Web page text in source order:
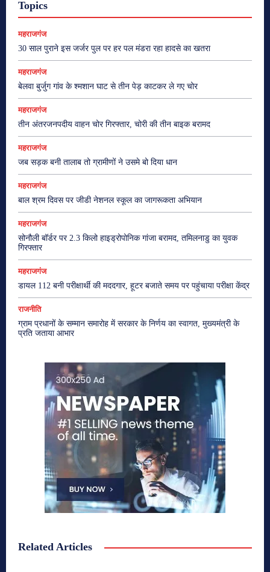
Topics
महराजगंज
30 साल पुराने इस जर्जर पुल पर हर पल मंडरा रहा हादसे का खतरा
महराजगंज
बेलवा बुर्जुग गांव के श्मशान घाट से तीन पेड़ काटकर ले गए चोर
महराजगंज
तीन अंतरजनपदीय वाहन चोर गिरफ्तार, चोरी की तीन बाइक बरामद
महराजगंज
जब सड़क बनी तालाब तो ग्रामीणों ने उसमे बो दिया धान
महराजगंज
बाल श्रम दिवस पर जीडी नेशनल स्कूल का जागरूकता अभियान
महराजगंज
सोनौली बॉर्डर पर 2.3 किलो हाइड्रोपोनिक गांजा बरामद, तमिलनाडु का युवक
गिरफ्तार
महराजगंज
डायल 112 बनी परीक्षार्थी की मददगार, हूटर बजाते समय पर पहुंचाया परीक्षा केंद्र
राजनीति
ग्राम प्रधानों के सम्मान समारोह में सरकार के निर्णय का स्वागत, मुख्यमंत्री के
प्रति जताया आभार
Related Articles